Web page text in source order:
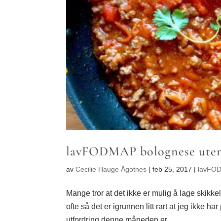
lavFODMAP bolognese
avCecilie Hauge Ågotnes |feb 25, 2017 |
Mange tror at det ikke er mulig å lage
ofte så det er igrunnen litt rart at jeg ikke